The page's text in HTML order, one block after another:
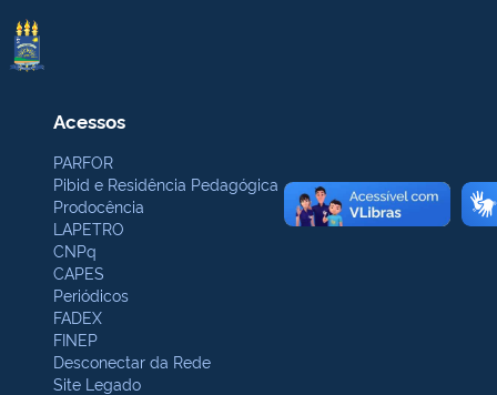
Acessos
PARFOR
Pibid e Residência Pedagógica
Prodocência
LAPETRO
CNPq
CAPES
Periódicos
FADEX
FINEP
Desconectar da Rede
Site Legado